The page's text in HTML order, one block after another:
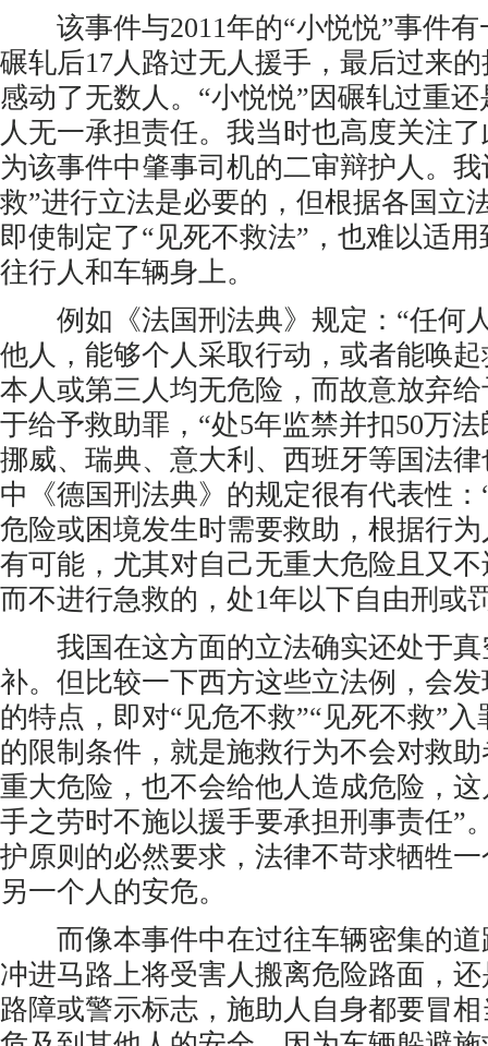
该事件与2011年的“小悦悦”事件有
碾轧后17人路过无人援手，最后过来
感动了无数人。“小悦悦”因碾轧过重
人无一承担责任。我当时也高度关注
为该事件中肇事司机的二审辩护人。
救”进行立法是必要的，但根据各国立
即使制定了“见死不救法”，也难以适
往行人和车辆身上。
例如《法国刑法典》规定：“任何
他人，能够个人采取行动，或者能唤
本人或第三人均无危险，而故意放弃
于给予救助罪，“处5年监禁并扣50万
挪威、瑞典、意大利、西班牙等国法
中《德国刑法典》的规定很有代表性
危险或困境发生时需要救助，根据行
有可能，尤其对自己无重大危险且又
而不进行急救的，处1年以下自由刑或
我国在这方面的立法确实还处于真
补。但比较一下西方这些立法例，会
的特点，即对“见危不救”“见死不救”
的限制条件，就是施救行为不会对救
重大危险，也不会给他人造成危险，
手之劳时不施以援手要承担刑事责任”
护原则的必然要求，法律不苛求牺牲
另一个人的安危。
而像本事件中在过往车辆密集的道
冲进马路上将受害人搬离危险路面，
路障或警示标志，施助人自身都要冒